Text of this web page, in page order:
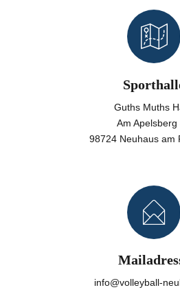
Guths Muths
Am Apelsberg
98724 Neuhaus am
info@volleyball-